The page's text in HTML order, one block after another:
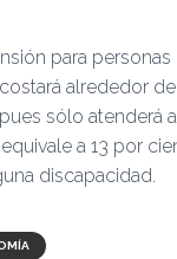
para
alrededor
sólo atenderá
a 13 por
discapacidad.